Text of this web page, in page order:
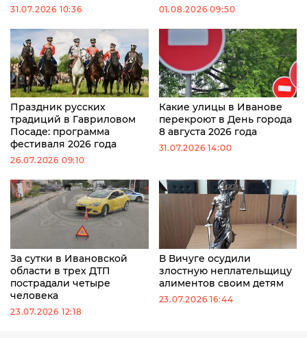
31.07.2026 10:36 01.08.2026 09:50
Праздник русских
традиций в Гавриловом
Посаде: программа
фестиваля 2026 года
26.07.2026 09:10
Какие улицы в Иванове
перекроют в День города
8 августа 2026 года
31.07.2026 14:00
За сутки в Ивановской
области в трех ДТП
пострадали четыре
человека
23.07.2026 12:18
В Вичуге осудили
злостную неплательщицу
алиментов своим детям
23.07.2026 16:44